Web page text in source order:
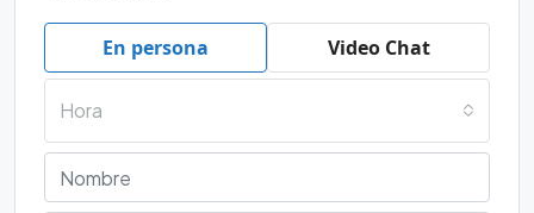
En persona Video Chat
Hora